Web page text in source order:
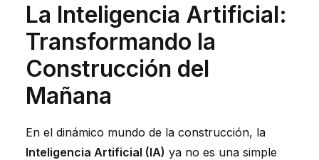
La Inteligencia Artificial:
Transformando la
Construcción del
Mañana
En el dinámico mundo de la construcción, la
Inteligencia Artificial (IA) ya no es una simple